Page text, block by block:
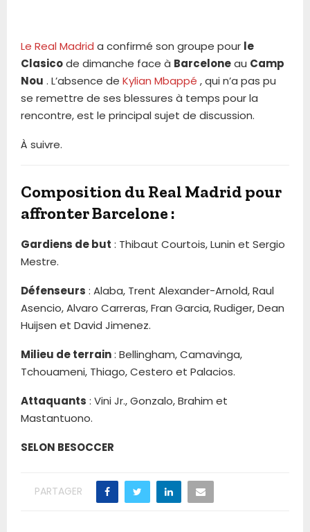
Le Real Madrid a confirmé son groupe pour le
Clasicode dimanche face à Barceloneau Camp
Nou . L’absence de Kylian Mbappé , qui n’a pas pu
se remettre de ses blessures à temps pour la
rencontre, est le principal sujet de discussion.
À suivre.
Composition du Real Madrid pour
affronter Barcelone :
Gardiens de but : Thibaut Courtois, Lunin et Sergio
Mestre.
Défenseurs : Alaba, Trent Alexander-Arnold, Raul
Asencio, Alvaro Carreras, Fran Garcia, Rudiger, Dean
Huijsen et David Jimenez.
Milieu de terrain: Bellingham, Camavinga,
Tchouameni, Thiago, Cestero et Palacios.
Attaquants : Vini Jr., Gonzalo, Brahim et
Mastantuono.
SELON BESOCCER
PARTAGER